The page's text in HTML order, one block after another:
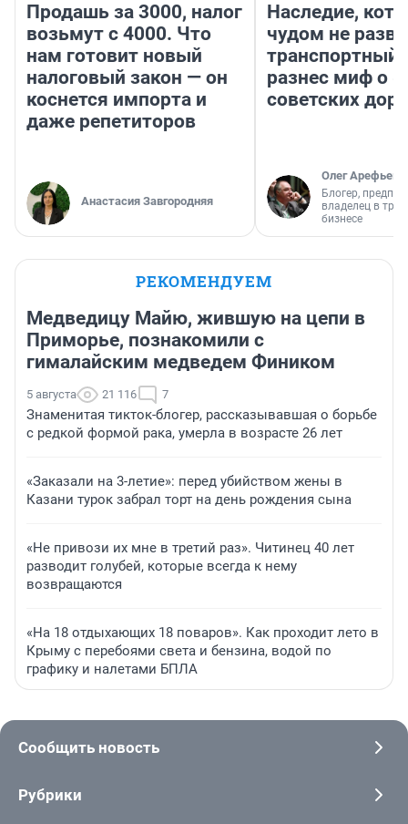
Продашь за 3000, налог
возьмут с 4000. Что
нам готовит новый
налоговый закон — он
коснется импорта и
даже репетиторов
Анастасия Завгородняя
Наследие,
чудом не
транспортный
разнес миф о
советских
Олег Арефьев
Блогер,
владелец в
бизнесе
РЕКОМЕНДУЕМ
Медведицу Майю, жившую на цепи в
Приморье, познакомили с
гималайским медведем Фиником
5 августа 21 116 7
Знаменитая тикток-блогер, рассказывавшая о борьбе
с редкой формой рака, умерла в возрасте 26 лет
«Заказали на 3-летие»: перед убийством жены в
Казани турок забрал торт на день рождения сына
«Не привози их мне в третий раз». Читинец 40 лет
разводит голубей, которые всегда к нему
возвращаются
«На 18 отдыхающих 18 поваров». Как проходит лето в
Крыму с перебоями света и бензина, водой по
графику и налетами БПЛА
Сообщить новость
Рубрики